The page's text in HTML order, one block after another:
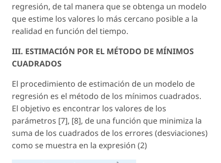
regresión, de tal manera que se obtenga un modelo
que estime los valores lo más cercano posible a la
realidad en función del tiempo.
III. ESTIMACIÓN POR EL MÉTODO DE MÍNIMOS
CUADRADOS
El procedimiento de estimación de un modelo de
regresión es el método de los mínimos cuadrados.
El objetivo es encontrar los valores de los
parámetros [7], [8], de una función que minimiza la
suma de los cuadrados de los errores (desviaciones)
como se muestra en la expresión (2)